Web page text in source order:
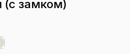
(с замком)